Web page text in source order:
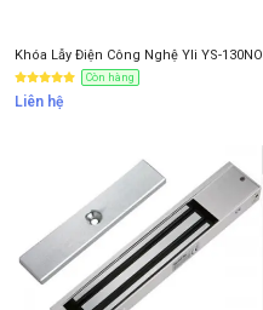
Khóa Lẫy Điện Công Nghệ Yli YS-130NO
Còn hàng
Liên hệ